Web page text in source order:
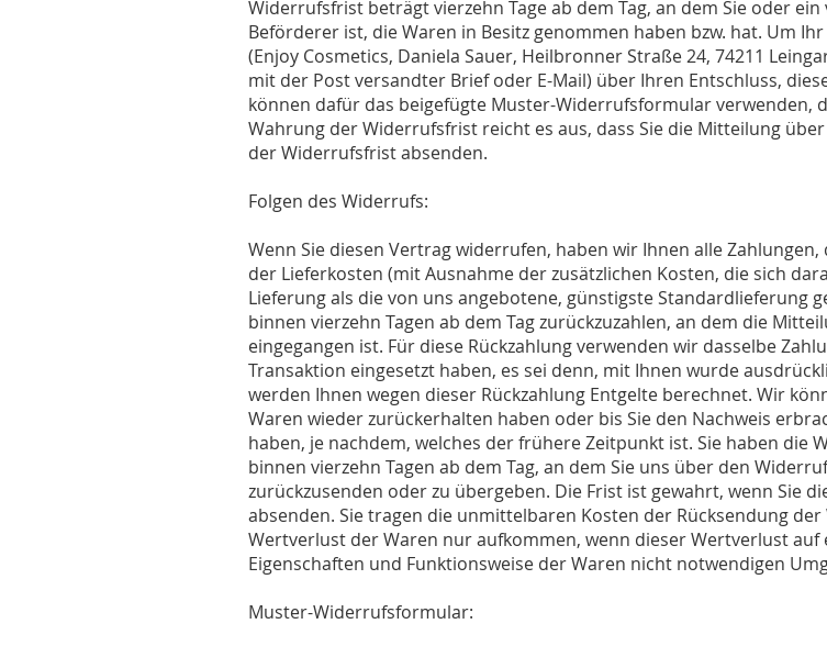
Widerrufsfrist beträgt vierzehn Tage ab dem Tag, an dem Sie oder
Beförderer ist, die Waren in Besitz genommen haben bzw. hat. Um
(Enjoy Cosmetics, Daniela Sauer, Heilbronner Straße 24, 74211
mit der Post versandter Brief oder E-Mail) über Ihren Entschluss,
können dafür das beigefügte Muster-Widerrufsformular verwenden,
Wahrung der Widerrufsfrist reicht es aus, dass Sie die Mitteilung
der Widerrufsfrist absenden.
Folgen des Widerrufs:
Wenn Sie diesen Vertrag widerrufen, haben wir Ihnen alle
der Lieferkosten (mit Ausnahme der zusätzlichen Kosten, die sich
Lieferung als die von uns angebotene, günstigste Standardlieferung
binnen vierzehn Tagen ab dem Tag zurückzuzahlen, an dem die
eingegangen ist. Für diese Rückzahlung verwenden wir dasselbe
Transaktion eingesetzt haben, es sei denn, mit Ihnen wurde
werden Ihnen wegen dieser Rückzahlung Entgelte berechnet. Wir
Waren wieder zurückerhalten haben oder bis Sie den Nachweis
haben, je nachdem, welches der frühere Zeitpunkt ist. Sie haben die
binnen vierzehn Tagen ab dem Tag, an dem Sie uns über den
zurückzusenden oder zu übergeben. Die Frist ist gewahrt, wenn Sie
absenden. Sie tragen die unmittelbaren Kosten der Rücksendung
Wertverlust der Waren nur aufkommen, wenn dieser Wertverlust
Eigenschaften und Funktionsweise der Waren nicht notwendigen
Muster-Widerrufsformular: